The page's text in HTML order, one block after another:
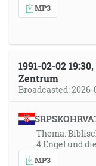
MP3
1991-02-02
Zentrum
Broadcasted: 2026-
Thema:
4 Engel und
MP3